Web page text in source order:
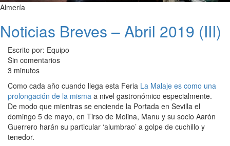
Almería
Noticias Breves – Abril 2019 (III)
Escrito por: Equipo
Sin comentarios
3 minutos
Como cada año cuando llega esta Feria La Malaje es como una
prolongación de la misma a nivel gastronómico especialmente.
De modo que mientras se enciende la Portada en Sevilla el
domingo 5 de mayo, en Tirso de Molina, Manu y su socio Aarón
Guerrero harán su particular ‘alumbrao’ a golpe de cuchillo y
tenedor.